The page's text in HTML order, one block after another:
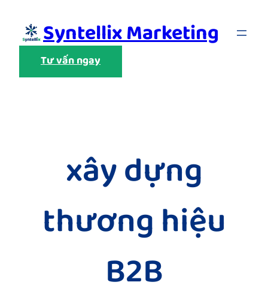
content Syntellix Marketing
Tư vấn ngay
xây dựng
thương hiệu
B2B